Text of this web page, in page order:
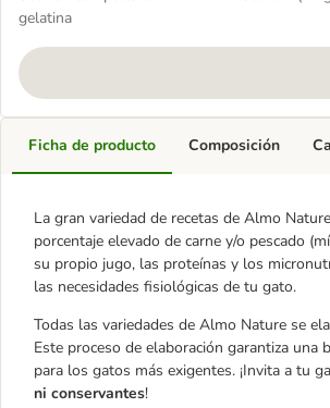
gelatina
Ficha de producto
La gran variedad de recetas de Almo
porcentaje elevado de carne y/o pescado
su propio jugo, las proteínas y los
las necesidades fisiológicas de tu gato.
Todas las variedades de Almo Nature se
Este proceso de elaboración garantiza
para los gatos más exigentes. ¡Invita a tu
ni conservantes!
Composición